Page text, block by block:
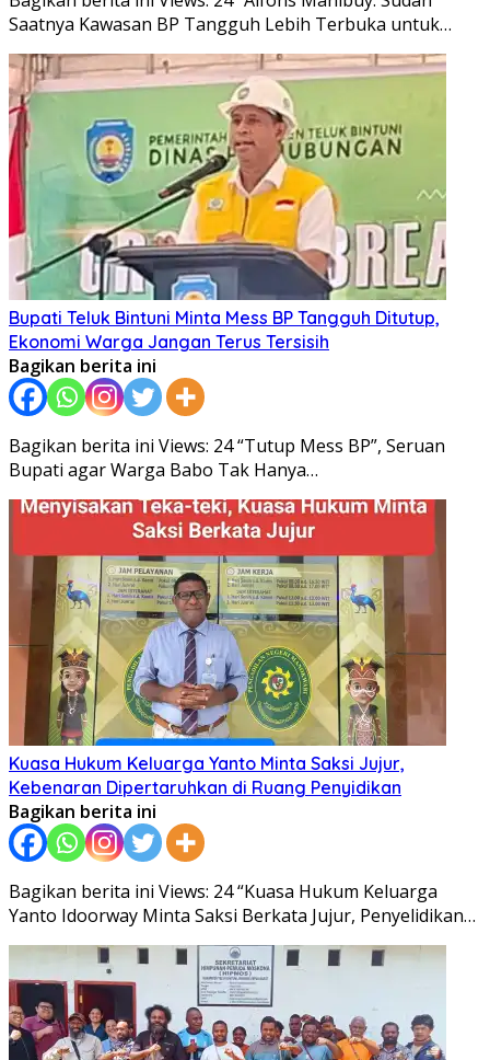
Saatnya Kawasan BP Tangguh Lebih Terbuka untuk…
Bupati Teluk Bintuni Minta Mess BP Tangguh Ditutup,
Ekonomi Warga Jangan Terus Tersisih
Bagikan berita ini
Bagikan berita ini Views: 24 “Tutup Mess BP”, Seruan
Bupati agar Warga Babo Tak Hanya…
Kuasa Hukum Keluarga Yanto Minta Saksi Jujur,
Kebenaran Dipertaruhkan di Ruang Penyidikan
Bagikan berita ini
Bagikan berita ini Views: 24 “Kuasa Hukum Keluarga
Yanto Idoorway Minta Saksi Berkata Jujur, Penyelidikan…